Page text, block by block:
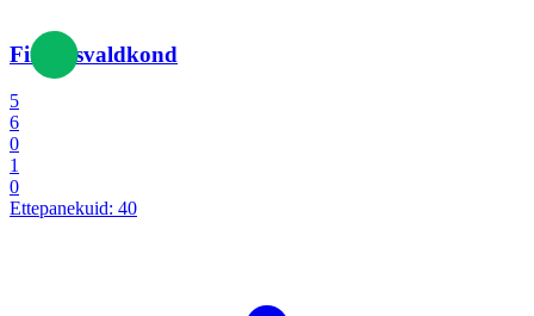
Finantsvaldkond
5
6
0
1
0
Ettepanekuid: 40